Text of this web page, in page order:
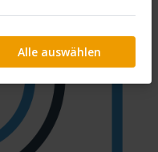
Alle auswählen